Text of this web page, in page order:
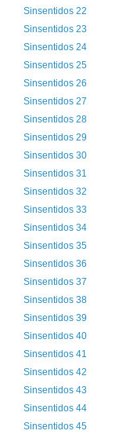
Sinsentidos 22
Sinsentidos 23
Sinsentidos 24
Sinsentidos 25
Sinsentidos 26
Sinsentidos 27
Sinsentidos 28
Sinsentidos 29
Sinsentidos 30
Sinsentidos 31
Sinsentidos 32
Sinsentidos 33
Sinsentidos 34
Sinsentidos 35
Sinsentidos 36
Sinsentidos 37
Sinsentidos 38
Sinsentidos 39
Sinsentidos 40
Sinsentidos 41
Sinsentidos 42
Sinsentidos 43
Sinsentidos 44
Sinsentidos 45